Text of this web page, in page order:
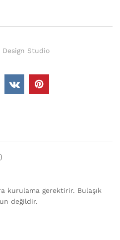
Studio
kurulama gerektirir. Bulaşık
değildir.